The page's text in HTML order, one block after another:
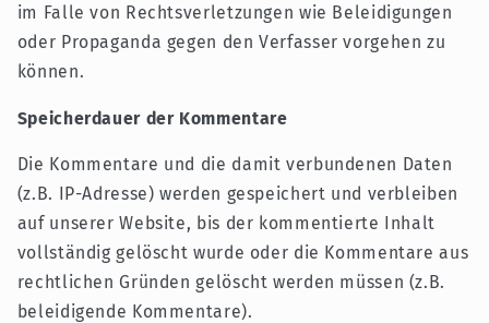
im Falle von Rechtsverletzungen wie Beleidigungen
oder Propaganda gegen den Verfasser vorgehen zu
können.
Speicherdauer der Kommentare
Die Kommentare und die damit verbundenen Daten
(z.B. IP-Adresse) werden gespeichert und verbleiben
auf unserer Website, bis der kommentierte Inhalt
vollständig gelöscht wurde oder die Kommentare aus
rechtlichen Gründen gelöscht werden müssen (z.B.
beleidigende Kommentare).